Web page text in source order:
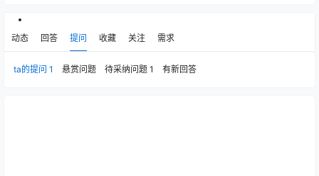
动态 回答 提问 收藏 关注 需求
ta的提问 1 悬赏问题 待采纳问题 1 有新回答